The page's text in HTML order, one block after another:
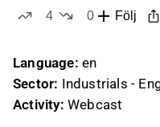
4
0
Följ
Language: en
Sector: Industrials -
Activity: Webcast